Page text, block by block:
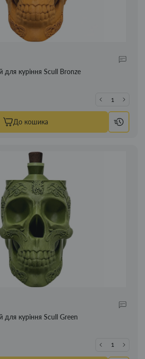
куріння Scull Bronze
До кошика
куріння Scull Green